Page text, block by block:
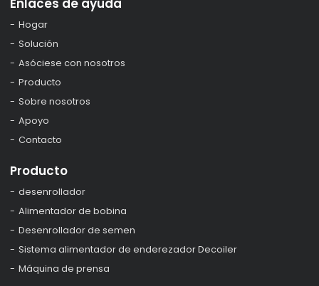
Enlaces de ayuda
Hogar
Solución
Asóciese con nosotros
Producto
Sobre nosotros
Apoyo
Contacto
Producto
desenrollador
Alimentador de bobina
Desenrollador de semen
Sistema alimentador de enderezador Decoiler
Máquina de prensa